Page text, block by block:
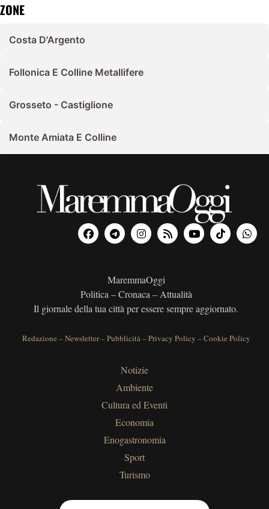
ZONE
Costa D'Argento
Follonica E Colline Metallifere
Grosseto - Castiglione
Monte Amiata E Colline
MaremmaOggi
Politica – Cronaca – Attualità
Il giornale della tua città per essere sempre aggiornato.
Redazione –Newsletter–Pubblicità–Privacy Policy –Cookie Policy
Notizie
Ambiente
Cultura ed Eventi
Economia
Enogastronomia
Sport
Turismo